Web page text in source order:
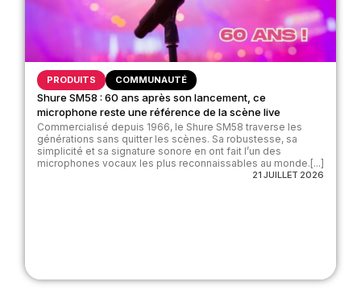
PRODUITS COMMUNAUTÉ
Shure SM58 : 60 ans après son lancement, ce
microphone reste une référence de la scène live
Commercialisé depuis 1966, le Shure SM58 traverse les
générations sans quitter les scènes. Sa robustesse, sa
simplicité et sa signature sonore en ont fait l’un des
microphones vocaux les plus reconnaissables au monde.[...]
21 JUILLET 2026